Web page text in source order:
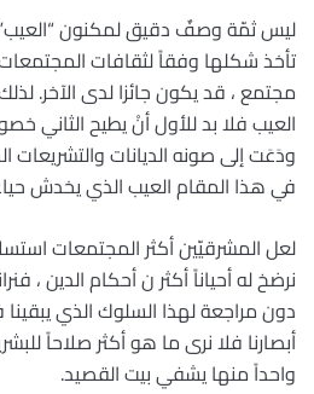
ليس ثمّة وصفٌ دقيق لمكنون
تأخذ شكلها وفقاً لثقافات
مجتمع ، قد يكون جائزا لدى الآخر.
العيب فلا بد للأول أنْ يطيح الثاني
ودَعَت إلى صونه الديانات والتشريعات
في هذا المقام العيب الذي يخدش
لعل المشرقيّين أكثر المجتمعات
نرضخ له أحياناً أكثر ن أحكام الدين ،
دون مراجعة لهذا السلوك الذي
أبصارنا فلا نرى ما هو أكثر صلاحاً
واحداً منها يشفي بيت القصيد.